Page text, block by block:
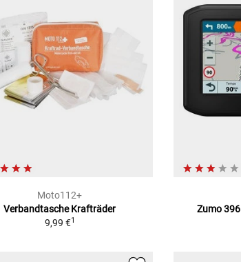
Moto112+
Verbandtasche Krafträder
9,99 €1
Zumo